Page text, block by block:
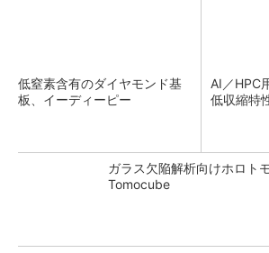
低窒素含有のダイヤモンド基
板、イーディーピー
AI／HPC
低収縮特
ガラス欠陥解析向けホロト
Tomocube